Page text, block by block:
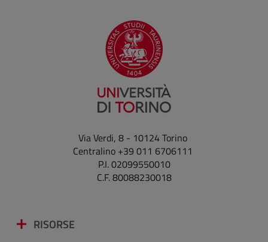
Via Verdi, 8 - 10124 Torino
Centralino +39 011 6706111
P.I. 02099550010
C.F. 80088230018
RISORSE